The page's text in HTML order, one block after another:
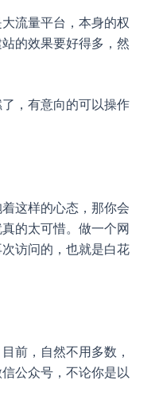
流量平台，本身的权
的效果要好得多，然
，有意向的可以操作
这样的心态，那你会
的太可惜。做一个网
访问的，也就是白花
前，自然不用多数，
公众号，不论你是以